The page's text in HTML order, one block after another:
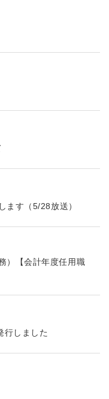
ます（5/28放送）
）【会計年度任用職
行しました